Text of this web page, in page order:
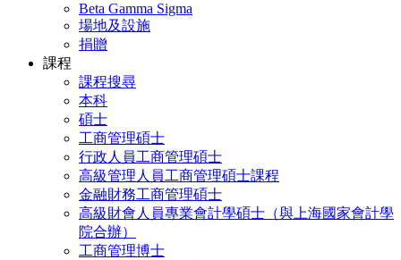
Beta Gamma Sigma
場地及設施
捐贈
課程
課程搜尋
本科
碩士
工商管理碩士
行政人員工商管理碩士
高級管理人員工商管理碩士課程
金融財務工商管理碩士
高級財會人員專業會計學碩士（與上海國家會計學
院合辦）
工商管理博士